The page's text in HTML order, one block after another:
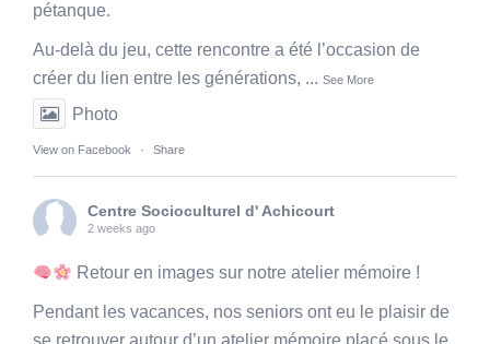
pétanque.
Au-delà du jeu, cette rencontre a été l’occasion de
créer du lien entre les générations, ... See More
Photo
View on Facebook · Share
Centre Socioculturel d' Achicourt
2 weeks ago
Retour en images sur notre atelier mémoire !
Pendant les vacances, nos seniors ont eu le plaisir de